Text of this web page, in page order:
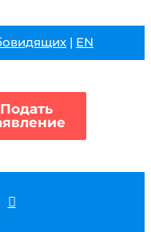
| EN
Подать